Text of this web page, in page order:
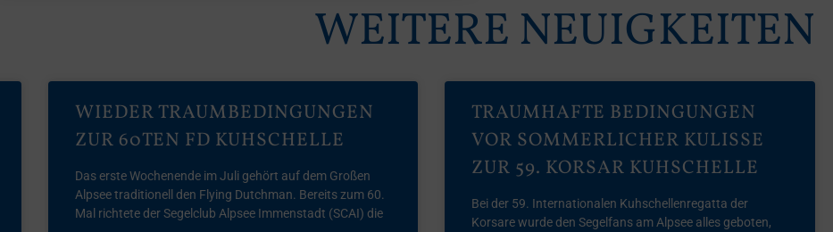
WEITERE NEUIGKEITEN
WIEDER TRAUMBEDINGUNGEN
ZUR 60TEN FD KUHSCHELLE
Das erste Wochenende im Juli gehört auf dem Großen
Alpsee traditionell den Flying Dutchman. Bereits zum 60.
Mal richtete der Segelclub Alpsee Immenstadt (SCAI) die
TRAUMHAFTE BEDINGUNGEN
VOR SOMMERLICHER KULISSE
ZUR 59. KORSAR KUHSCHELLE
Bei der 59. Internationalen Kuhschellenregatta der
Korsare wurde den Segelfans am Alpsee alles geboten,